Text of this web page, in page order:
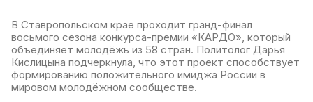
В Ставропольском крае проходит гранд-финал
восьмого сезона конкурса-премии «КАРДО», который
объединяет молодёжь из 58 стран. Политолог Дарья
Кислицына подчеркнула, что этот проект способствует
формированию положительного имиджа России в
мировом молодёжном сообществе.